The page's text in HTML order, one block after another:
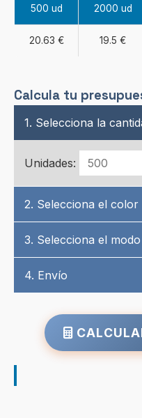
500 ud
2000 ud
20.63 € 19.5 €
Calcula tu
1. Selecciona la
Unidades:
2. Selecciona el color
3. Selecciona el
4. Envío